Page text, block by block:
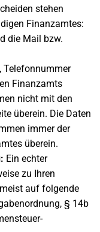
stehen
Finanzamtes:
die Mail bzw.
Telefonnummer
Finanzamts
nicht mit den
überein. Die Daten
immer der
überein.
Ein echter
zu Ihren
auf folgende
§ 14b